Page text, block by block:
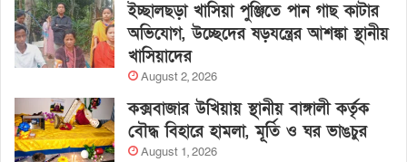
ইচ্ছালছড়া খাসিয়া পুঞ্জিতে পান গাছ কাটার
অভিযোগ, উচ্ছেদের ষড়যন্ত্রের আশঙ্কা স্থানীয়
খাসিয়াদের
August 2, 2026
কক্সবাজার উখিয়ায় স্থানীয় বাঙ্গালী কর্তৃক
বৌদ্ধ বিহারে হামলা, মূর্তি ও ঘর ভাঙচুর
August 1, 2026